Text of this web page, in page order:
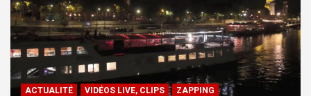
ACTUALITÉ VIDÉOS LIVE, CLIPS ZAPPING